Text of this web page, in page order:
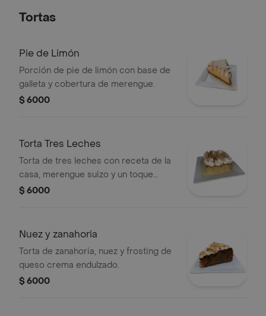
Tortas
Pie de Limón
Porción de pie de limón con base de
galleta y cobertura de merengue.
$ 6000
Torta Tres Leches
Torta de tres leches con receta de la
casa, merengue suizo y un toque
idóneo de canela.
$ 6000
Nuez y zanahoria
Torta de zanahoria, nuez y frosting de
queso crema endulzado.
$ 6000